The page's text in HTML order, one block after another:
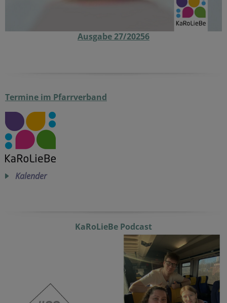
Ausgabe 27/20256
Termine im Pfarrverband
Kalender
KaRoLieBe Podcast